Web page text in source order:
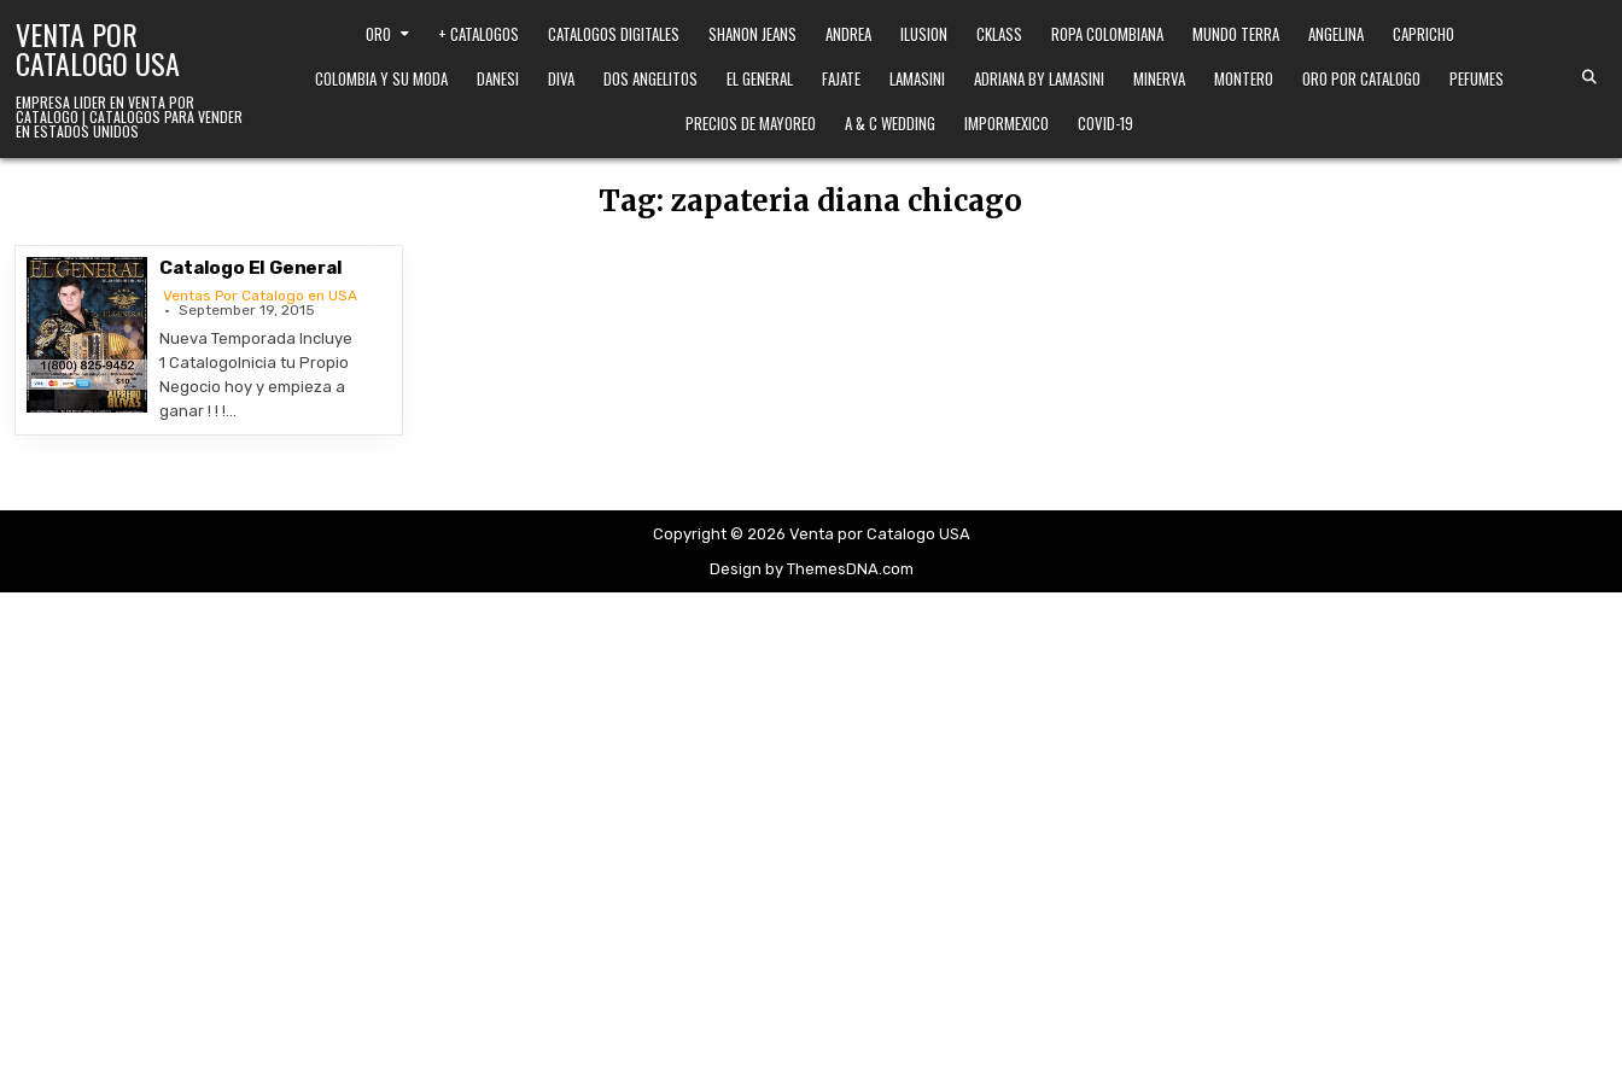
VENTA POR
CATALOGO USA
EMPRESA LIDER EN VENTA POR
CATALOGO | CATALOGOS PARA VENDER
EN ESTADOS UNIDOS
ORO + CATALOGOS CATALOGOS DIGITALES SHANON JEANS ANDREA ILUSION CKLASS ROPA COLOMBIANA MUNDO TERRA ANGELINA
CAPRICHO
COLOMBIA Y SU MODA
DANESI DIVA DOS ANGELITOS EL GENERAL FAJATE LAMASINI ADRIANA BY LAMASINI MINERVA MONTERO ORO POR CATALOGO
PEFUMES
PRECIOS DE MAYOREO
A & C WEDDING IMPORMEXICO COVID-19
Tag:zapateria diana chicago
Catalogo El General
Ventas Por Catalogo en USA
September 19, 2015
Nueva Temporada Incluye
1 CatalogoInicia tu Propio
Negocio hoy y empieza a
ganar ! ! !…
Copyright © 2026 Venta por Catalogo USA
Design by ThemesDNA.com